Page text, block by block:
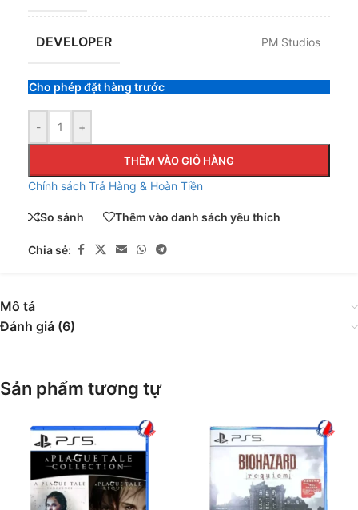
DEVELOPER PM Studios
Cho phép đặt hàng trước
- +
THÊM VÀO GIỎ HÀNG
Chính sách Trả Hàng & Hoàn Tiền
So sánh Thêm vào danh sách yêu thích
Chia sẻ:
Mô tả
Đánh giá (6)
Sản phẩm tương tự